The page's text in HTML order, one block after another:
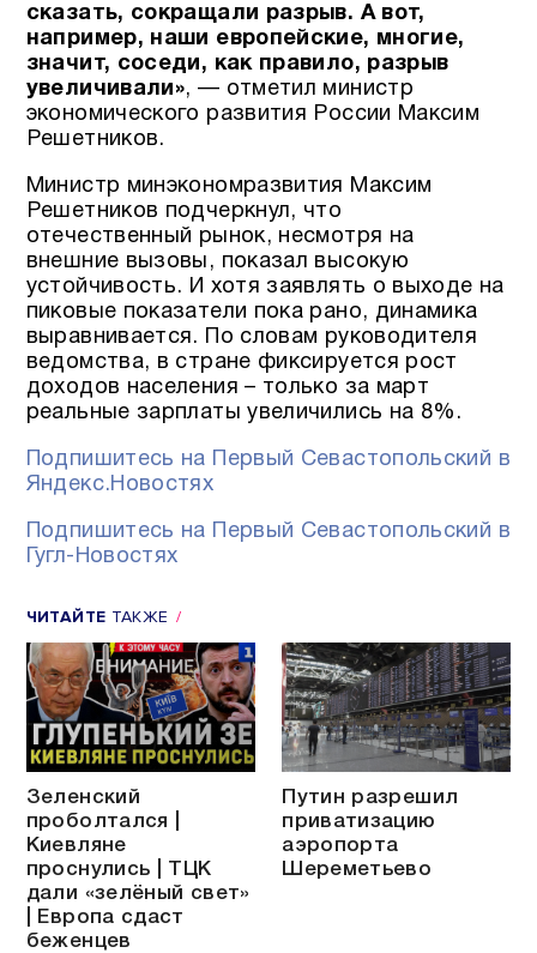
сказать, сокращали разрыв. А вот,
например, наши европейские, многие,
значит, соседи, как правило, разрыв
увеличивали», — отметил министр
экономического развития России Максим
Решетников.
Министр минэкономразвития Максим
Решетников подчеркнул, что
отечественный рынок, несмотря на
внешние вызовы, показал высокую
устойчивость. И хотя заявлять о выходе на
пиковые показатели пока рано, динамика
выравнивается. По словам руководителя
ведомства, в стране фиксируется рост
доходов населения – только за март
реальные зарплаты увеличились на 8%.
Подпишитесь на Первый Севастопольский в
Яндекс.Новостях
Подпишитесь на Первый Севастопольский в
Гугл-Новостях
ЧИТАЙТЕ ТАКЖЕ
Зеленский
проболтался |
Киевляне
проснулись | ТЦК
дали «зелёный свет»
| Европа сдаст
беженцев
Путин разрешил
приватизацию
аэропорта
Шереметьево